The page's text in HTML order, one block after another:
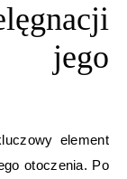
element
otoczenia. Po